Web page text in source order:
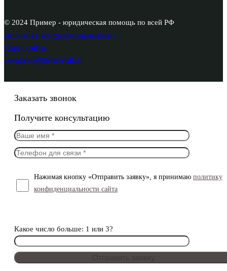
© 2024 Пример - юридическая помощь по всей РФ
Политика конфиденциальности
Карта сайта
voenprav@jurist-mail.ru
Заказать звонок
Получите консультацию
Нажимая кнопку «Отправить заявку», я принимаю политику
конфиденциальности сайта
Какое число больше: 1 или 3?